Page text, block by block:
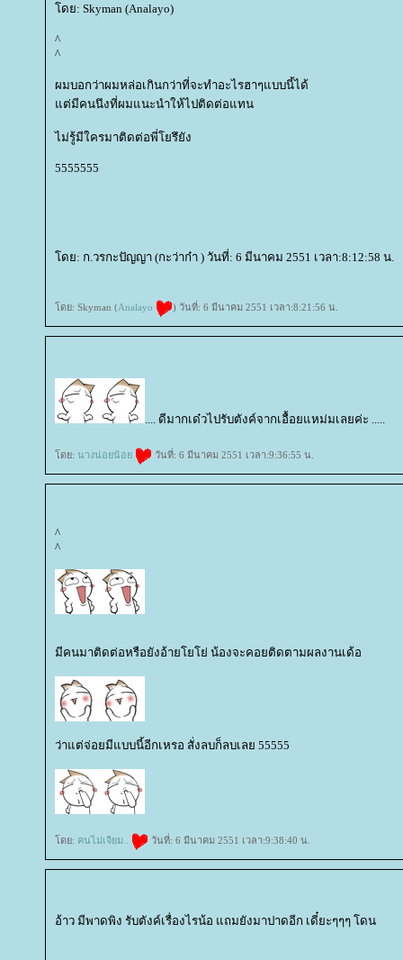
ดย: Skyman (Analayo)
^
^
ผมบอกว่าผมหล่อเกินกว่าที่จะทำอะไรฮาๆแบบนี้ได้
ต่มีคนนึงที่ผมแนะนำให้ไปติดต่อแทน
ไม่รู้มีใครมาติดต่อพี่โยรึยัง
5555555
ดย: ก.วรกะปัญญา (กะว่าก๋า ) วันที่: 6 มีนาคม 2551 เวลา:8:12:58 น.
ดย: Skyman (Analayo ) วันที่: 6 มีนาคม 2551 เวลา:8:21:56 น.
.... ดีมากเด๋วไปรับตังค์จากเอื้อยแหม่มเลยค่ะ .....
ดย: นางน่อยน้อ วันที่: 6 มีนาคม 2551 เวลา:9:36:55 น.
^
^
มีคนมาติดต่อหรือยังอ้ายโยโย่ น้องจะคอยติดตามผลงานเด้อ
ว่าแต่จ่อยมีแบบนี้อีกเหรอ สั่งลบก็ลบเลย 55555
ดย: คนไม่เจียม.. วันที่: 6 มีนาคม 2551 เวลา:9:38:40 น.
อ้าว มีพาดพิง รับตังค์เรื่องไรน้อ แถมยังมาปาดอีก เดี๋ยะๆๆๆ โดน